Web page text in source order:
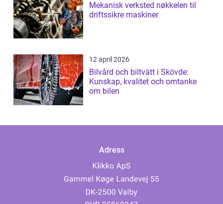
Mekanisk verksted nøkkelen til
driftssikre maskiner
12 april 2026
Bilvård och biltvätt i Skövde:
Kunskap, kvalitet och omtanke
om bilen
Adress